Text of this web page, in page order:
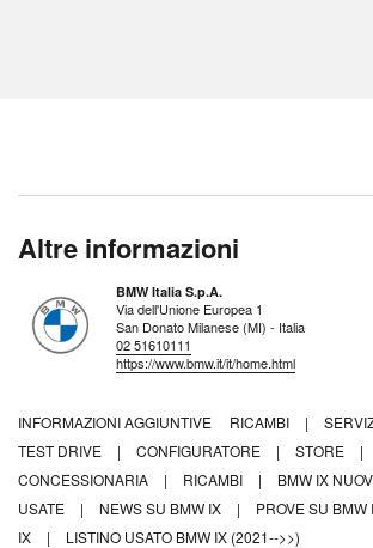
Altre informazioni
BMW Italia S.p.A.
Via dell'Unione Europea 1
San Donato Milanese (MI) - Italia
02 51610111
https://www.bmw.it/it/home.html
INFORMAZIONI AGGIUNTIVE RICAMBI |
TEST DRIVE
| CONFIGURATORE | STORE |
CONCESSIONARIA
| RICAMBI | BMW IX
USATE
| NEWS SU BMW IX | PROVE SU BMW
IX
| LISTINO USATO BMW IX (2021-->>)